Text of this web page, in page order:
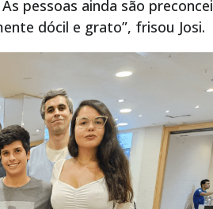
pessoas ainda são
dócil e grato”, frisou Josi.